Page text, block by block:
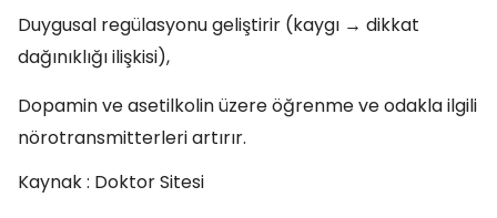
Duygusal regülasyonu geliştirir (kaygı → dikkat
dağınıklığı ilişkisi),
Dopamin ve asetilkolin üzere öğrenme ve odakla ilgili
nörotransmitterleri artırır.
Kaynak : Doktor Sitesi